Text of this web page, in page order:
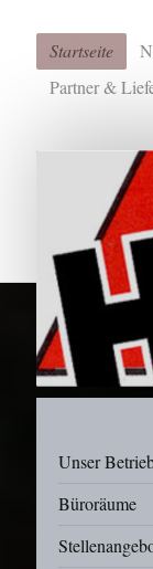
Startseite
Partner &
Unser
Büroräume